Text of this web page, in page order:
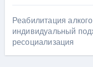
Реабилитация
индивидуальный
ресоциализация